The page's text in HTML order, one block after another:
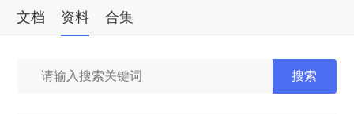
文档 资料 合集
搜索